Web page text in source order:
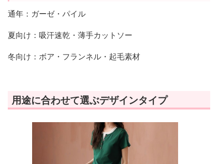
通年：ガーゼ・パイル
夏向け：吸汗速乾・薄手カットソー
冬向け：ボア・フランネル・起毛素材
用途に合わせて選ぶデザインタイプ